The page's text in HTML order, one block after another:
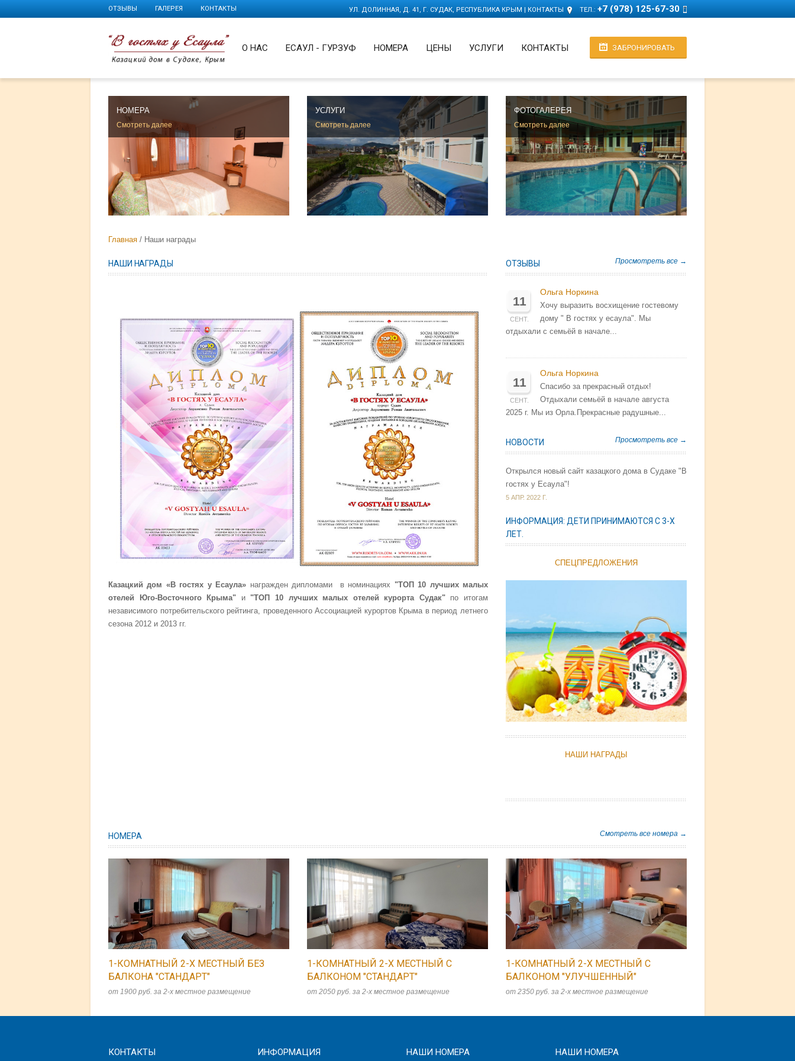
ОТЗЫВЫ ГАЛЕРЕЯ КОНТАКТЫ УЛ. ДОЛИННАЯ, Д. 41, Г. СУДАК, РЕСПУБЛИКА КРЫМ | КОНТАКТЫ ТЕЛ.: +7 (978) 125-67-30
ЗАБРОНИРОВАТЬ
О НАС ЕСАУЛ - ГУРЗУФ НОМЕРА ЦЕНЫ УСЛУГИ КОНТАКТЫ
НОМЕРА
Смотреть далее
УСЛУГИ
Смотреть далее
ФОТОГАЛЕРЕЯ
Смотреть далее
Главная Наши награды
НАШИ НАГРАДЫ
Казацкий дом «В гостях у Есаула» награжден дипломами в номинациях "ТОП 10 лучших малых
отелей Юго-Восточного Крыма" и "ТОП 10 лучших малых отелей курорта Судак"по итогам
независимого потребительского рейтинга, проведенного Ассоциацией курортов Крыма в период летнего
сезона 2012 и 2013 гг.
ОТЗЫВЫ Просмотреть все →
11
СЕНТ.
Ольга Норкина
Хочу выразить восхищение гостевому
дому " В гостях у есаула". Мы
отдыхали с семьёй в начале...
11
СЕНТ.
Ольга Норкина
Спасибо за прекрасный отдых!
Отдыхали семьёй в начале августа
2025 г. Мы из Орла.Прекрасные радушные...
НОВОСТИ Просмотреть все →
Открылся новый сайт казацкого дома в Судаке "В
гостях у Есаула"!
5 АПР. 2022 Г.
ИНФОРМАЦИЯ: ДЕТИ ПРИНИМАЮТСЯ С 3-Х
ЛЕТ.
СПЕЦПРЕДЛОЖЕНИЯ
НАШИ НАГРАДЫ
НОМЕРА Смотреть все номера →
1-КОМНАТНЫЙ 2-Х МЕСТНЫЙ БЕЗ
БАЛКОНА "СТАНДАРТ"
от 1900 руб. за 2-х местное размещение
1-КОМНАТНЫЙ 2-Х МЕСТНЫЙ C
БАЛКОНОМ "СТАНДАРТ"
от 2050 руб. за 2-х местное размещение
1-КОМНАТНЫЙ 2-Х МЕСТНЫЙ C
БАЛКОНОМ "УЛУЧШЕННЫЙ"
от 2350 руб. за 2-х местное размещение
КОНТАКТЫ ИНФОРМАЦИЯ НАШИ НОМЕРА НАШИ НОМЕРА